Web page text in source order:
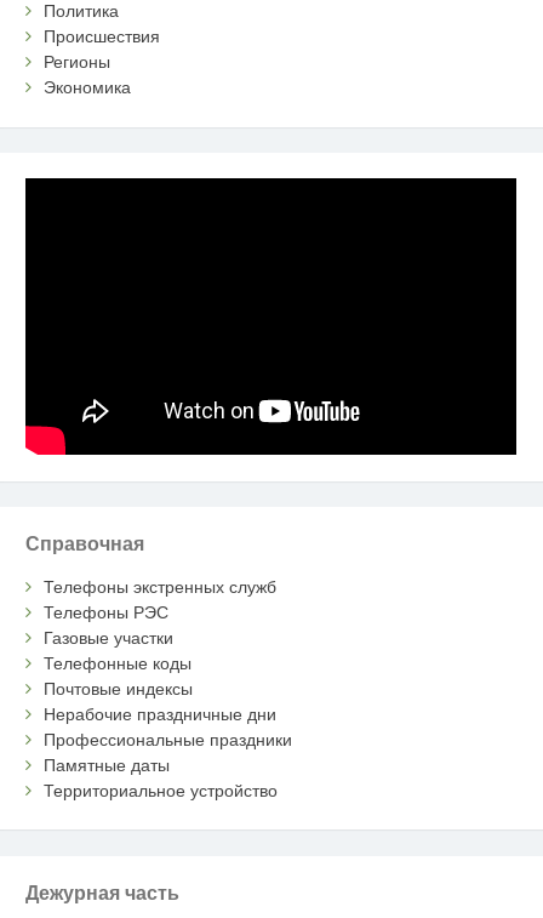
Политика
Происшествия
Регионы
Экономика
Справочная
Телефоны экстренных служб
Телефоны РЭС
Газовые участки
Телефонные коды
Почтовые индексы
Нерабочие праздничные дни
Профессиональные праздники
Памятные даты
Территориальное устройство
Дежурная часть